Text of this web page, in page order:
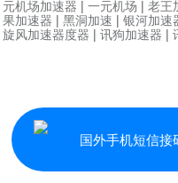
国外手机短信接
元机场加速器 | 一元机场 | 老王
果加速器 | 黑洞加速 | 银河加速
旋风加速器度器 | 讯狗加速器 |